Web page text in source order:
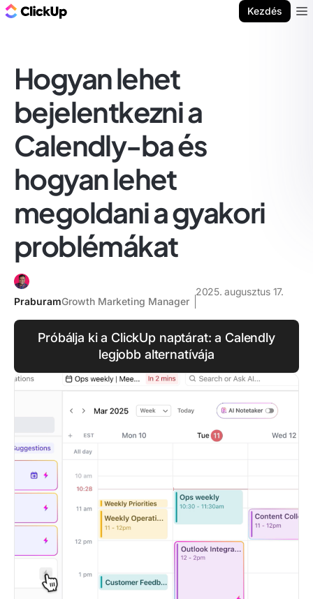
Kezdés
Hogyan lehet
bejelentkezni a
Calendly-ba és
hogyan lehet
megoldani a gyakori
problémákat
PraburamGrowth Marketing Manager
2025. augusztus 17.
Próbálja ki a ClickUp naptárat: a Calendly
legjobb alternatívája